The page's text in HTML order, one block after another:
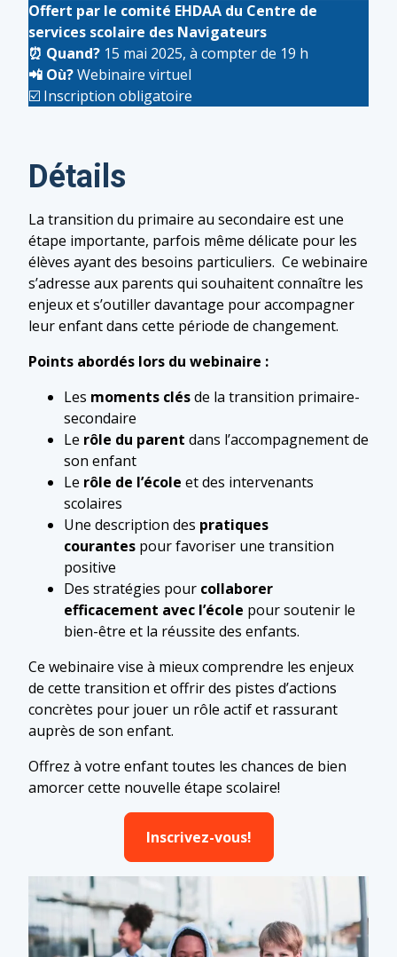
Offert par le comité EHDAA du Centre de
services scolaire des Navigateurs
⏰ Quand? 15 mai 2025, à compter de 19 h
📲 Où?Webinaire virtuel
☑️ Inscription obligatoire
Détails
La transition du primaire au secondaire est une
étape importante, parfois même délicate pour les
élèves ayant des besoins particuliers. Ce webinaire
s’adresse aux parents qui souhaitent connaître les
enjeux et s’outiller davantage pour accompagner
leur enfant dans cette période de changement.
Points abordés lors du webinaire :
Les moments clésde la transition primaire-
secondaire
Le rôle du parent dans l’accompagnement de
son enfant
Le rôle de l’école et des intervenants
scolaires
Une description des pratiques
courantes pour favoriser une transition
positive
Des stratégies pour collaborer
efficacement avec l’école pour soutenir le
bien-être et la réussite des enfants.
Ce webinaire vise à mieux comprendre les enjeux
de cette transition et offrir des pistes d’actions
concrètes pour jouer un rôle actif et rassurant
auprès de son enfant.
Offrez à votre enfant toutes les chances de bien
amorcer cette nouvelle étape scolaire!
Inscrivez-vous!